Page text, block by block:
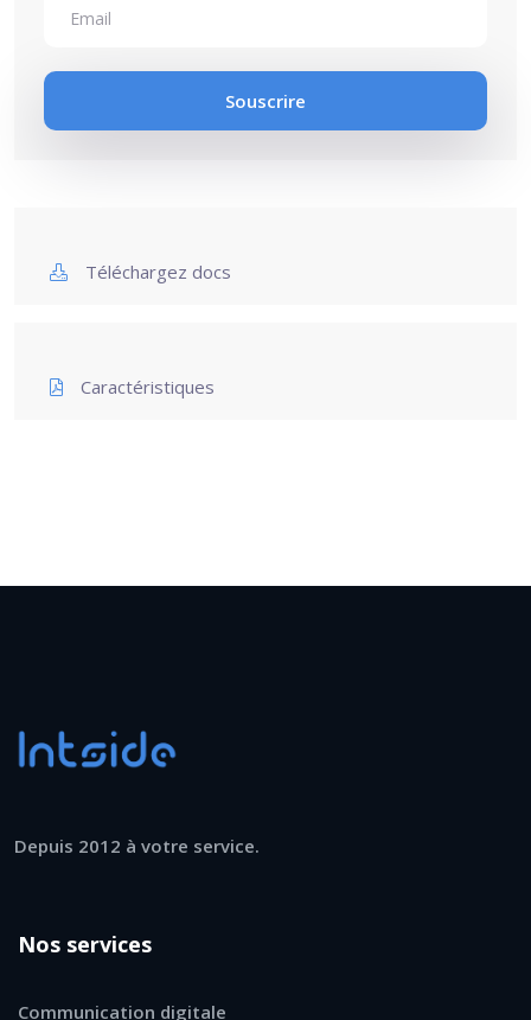
Téléchargez docs
Caractéristiques
Depuis 2012 à votre service.
Nos services
Communication digitale